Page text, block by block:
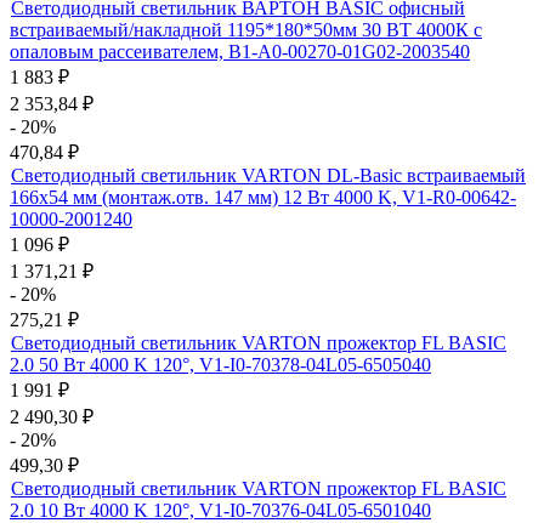
Светодиодный светильник ВАРТОН BASIC офисный
встраиваемый/накладной 1195*180*50мм 30 ВТ 4000К с
опаловым рассеивателем, B1-A0-00270-01G02-2003540
1 883 ₽
2 353,84 ₽
- 20%
470,84 ₽
Светодиодный светильник VARTON DL-Basic встраиваемый
166х54 мм (монтаж.отв. 147 мм) 12 Вт 4000 K, V1-R0-00642-
10000-2001240
1 096 ₽
1 371,21 ₽
- 20%
275,21 ₽
Светодиодный светильник VARTON прожектор FL BASIC
2.0 50 Вт 4000 K 120°, V1-I0-70378-04L05-6505040
1 991 ₽
2 490,30 ₽
- 20%
499,30 ₽
Светодиодный светильник VARTON прожектор FL BASIC
2.0 10 Вт 4000 K 120°, V1-I0-70376-04L05-6501040